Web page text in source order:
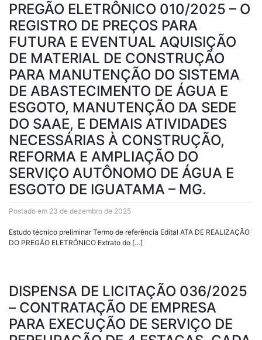
PREGÃO ELETRÔNICO 010/2025 – O
REGISTRO DE PREÇOS PARA
FUTURA E EVENTUAL AQUISIÇÃO
DE MATERIAL DE CONSTRUÇÃO
PARA MANUTENÇÃO DO SISTEMA
DE ABASTECIMENTO DE ÁGUA E
ESGOTO, MANUTENÇÃO DA SEDE
DO SAAE, E DEMAIS ATIVIDADES
NECESSÁRIAS À CONSTRUÇÃO,
REFORMA E AMPLIAÇÃO DO
SERVIÇO AUTÔNOMO DE ÁGUA E
ESGOTO DE IGUATAMA – MG.
Postado em 23 de dezembro de 2025
Estudo técnico preliminar Termo de referência Edital ATA DE REALIZAÇÃO
DO PREGÃO ELETRÔNICO Extrato do […]
DISPENSA DE LICITAÇÃO 036/2025
– CONTRATAÇÃO DE EMPRESA
PARA EXECUÇÃO DE SERVIÇO DE